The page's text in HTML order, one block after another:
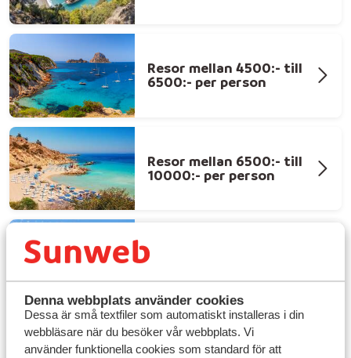
Denna webbplats använder cookies
Dessa är små textfiler som automatiskt installeras i din
webbläsare när du besöker vår webbplats. Vi
använder funktionella cookies som standard för att
Resor mellan 4500:- till
6500:- per person
Resor mellan 6500:- till
10000:- per person
Resor över 10000:- per